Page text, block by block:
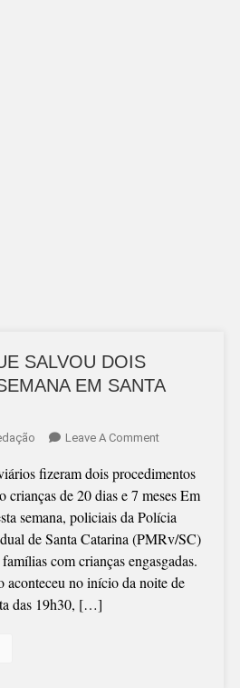
SALVOU DOIS
EM SANTA
Leave A CommentOn
MANOBRA
QUE
SALVOU
DOIS
BEBÊS
NESTA
fizeram dois procedimentos
crianças de 20 dias e 7 meses Em
semana, policiais da Polícia
de Santa Catarina (PMRv/SC)
com crianças engasgadas.
aconteceu no início da noite de
das 19h30, […]